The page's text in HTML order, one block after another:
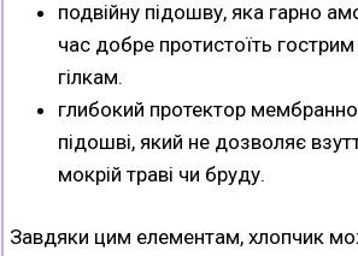
подвійну підошву, яка гарно
час добре протистоїть
гілкам.
глибокий протектор
підошві, який не дозволяє
мокрій траві чи бруду.
Завдяки цим елементам, хлопчик